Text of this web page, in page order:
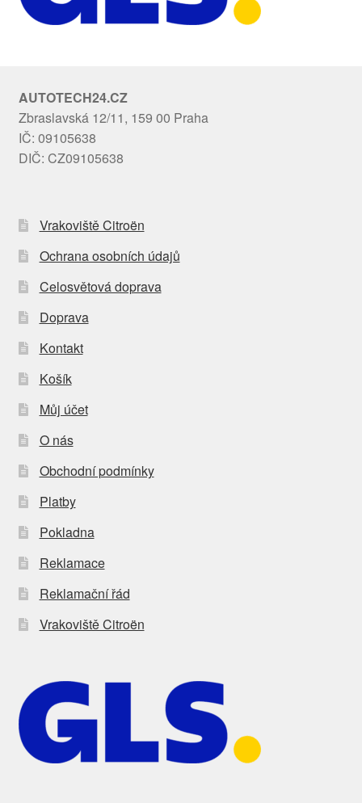
AUTOTECH24.CZ
Zbraslavská 12/11, 159 00 Praha
IČ: 09105638
DIČ: CZ09105638
Vrakoviště Citroën
Ochrana osobních údajů
Celosvětová doprava
Doprava
Kontakt
Košík
Můj účet
O nás
Obchodní podmínky
Platby
Pokladna
Reklamace
Reklamační řád
Vrakoviště Citroën